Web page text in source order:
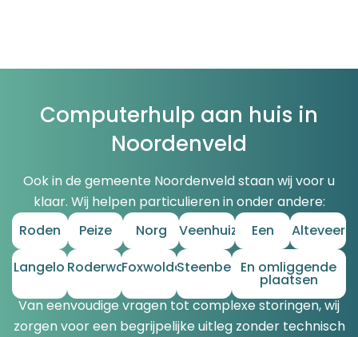
Computerhulp aan huis in
Noordenveld
Ook in de gemeente Noordenveld staan wij voor u
klaar. Wij helpen particulieren in onder andere:
Roden
Peize Norg VeenhuizenEen
Alteveer
Langelo RoderwoldeFoxwoldeSteenbergenEn omliggende
plaatsen
Van eenvoudige vragen tot complexe storingen, wij
zorgen voor een begrijpelijke uitleg zonder technisch